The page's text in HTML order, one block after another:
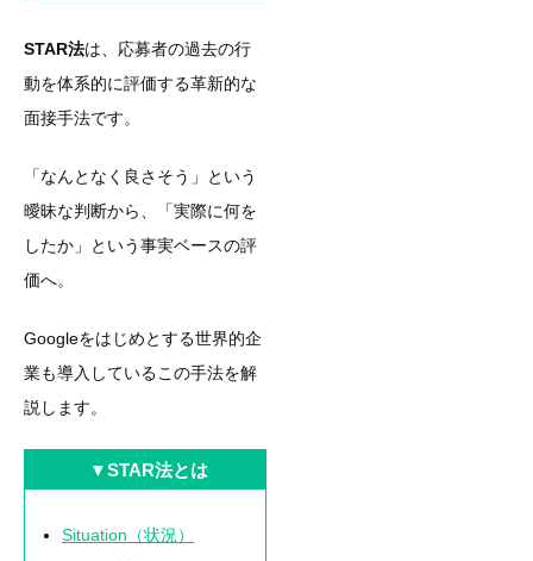
STAR法は、応募者の過去の行
動を体系的に評価する革新的な
面接手法です。
「なんとなく良さそう」という
曖昧な判断から、「実際に何を
したか」という事実ベースの評
価へ。
Googleをはじめとする世界的企
業も導入しているこの手法を解
説します。
▼STAR法とは
Situation（状況）